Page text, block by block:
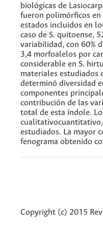
biológicas de
fueron polimórficos en
estados incluidos en
caso de S. quitoense,
variabilidad, con 60%
3,4 morfoalelos por
considerable en S.
materiales estudiados
determinó diversidad
componentes
contribución de las
total de esta índole.
estudiados. La mayor
fenograma obtenido
Copyright (c) 2015